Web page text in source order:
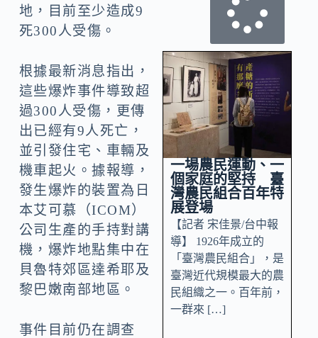
地，目前至少造成9
死300人受傷。
根據最新消息指出，
這些爆炸事件導致超
過300人受傷，更傳
出已經有9人死亡，
並引發住宅、車輛及
機車起火。據報導，
發生爆炸的裝置為日
本艾可慕（ICOM）
公司生產的手持對講
機，爆炸地點集中在
貝魯特郊區達希耶及
黎巴嫩南部地區。
事件目前仍在調查
一場農民運動、一
個家庭的堅持 臺
灣農民組合百年特
展登場
【記者 宋佳景/台中報
導】 1926年成立的
「臺灣農民組合」，是
臺灣近代規模最大的農
民組織之一。百年前，
一群來 […]